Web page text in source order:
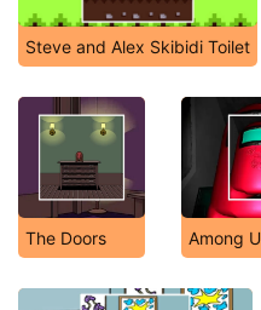
Steve and Alex Skibidi Toilet
The Doors Among